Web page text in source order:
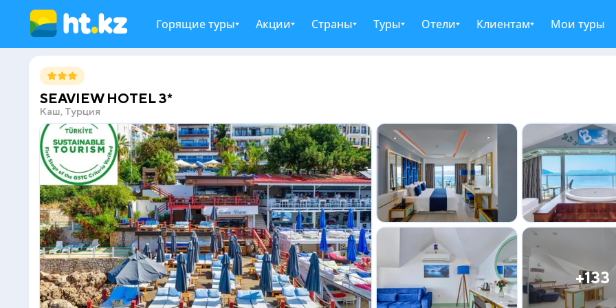
Горящие туры Акции Страны Туры Отели Клиентам Мои туры
SEAVIEW HOTEL 3*
Каш, Турция
+133